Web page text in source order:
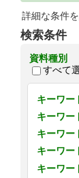
詳細な条件
検索条件
資料種別
すべて
キーワー
キーワー
キーワー
キーワー
キーワー